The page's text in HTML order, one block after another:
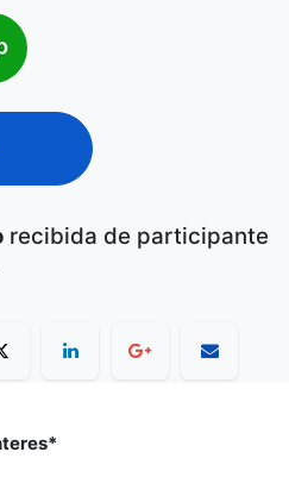
recibida de participante